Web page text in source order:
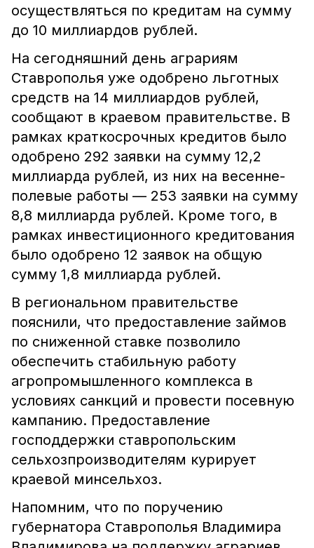
осуществляться по кредитам на сумму
до 10 миллиардов рублей.
На сегодняшний день аграриям
Ставрополья уже одобрено льготных
средств на 14 миллиардов рублей,
сообщают в краевом правительстве. В
рамках краткосрочных кредитов было
одобрено 292 заявки на сумму 12,2
миллиарда рублей, из них на весенне-
полевые работы — 253 заявки на сумму
8,8 миллиарда рублей. Кроме того, в
рамках инвестиционного кредитования
было одобрено 12 заявок на общую
сумму 1,8 миллиарда рублей.
В региональном правительстве
пояснили, что предоставление займов
по сниженной ставке позволило
обеспечить стабильную работу
агропромышленного комплекса в
условиях санкций и провести посевную
кампанию. Предоставление
господдержки ставропольским
сельхозпроизводителям курирует
краевой минсельхоз.
Напомним, что по поручению
губернатора Ставрополья Владимира